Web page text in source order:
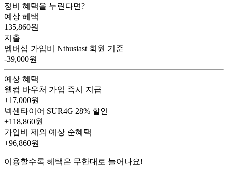
정비 혜택을 누린다면?
예상 혜택
135,860원
지출
멤버십 가입비
Nthusiast 회원 기준
-39,000원
예상 혜택
웰컴 바우처 가입 즉시 지급
+17,000원
넥센타이어 SUR4G 28% 할인
+118,860원
가입비 제외 예상 순혜택
+96,860원
이용할수록 혜택은 무한대로 늘어나요!